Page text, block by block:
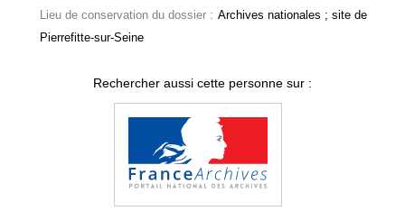
Lieu de conservation du dossier : Archives nationales ; site de
Pierrefitte-sur-Seine
Rechercher aussi cette personne sur :